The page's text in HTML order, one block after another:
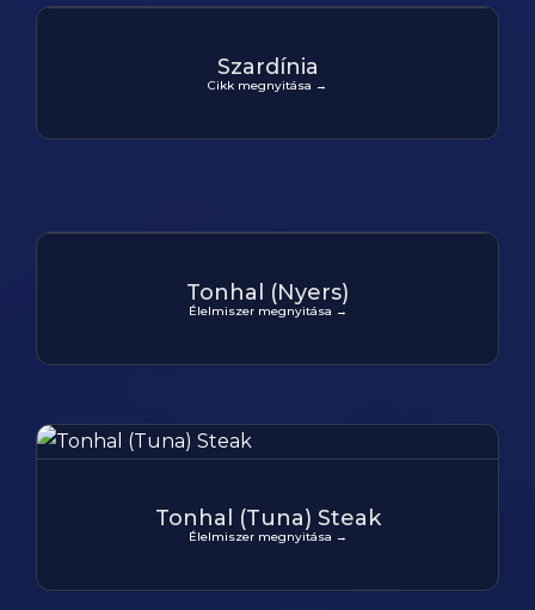
Szardínia
Cikk megnyitása →
Tonhal (Nyers)
Élelmiszer megnyitása →
Tonhal (Tuna) Steak
Élelmiszer megnyitása →